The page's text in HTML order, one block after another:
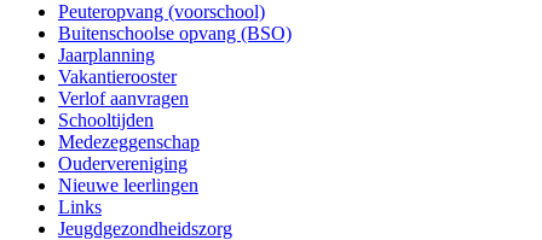
Peuteropvang (voorschool)
Buitenschoolse opvang (BSO)
Jaarplanning
Vakantierooster
Verlof aanvragen
Schooltijden
Medezeggenschap
Oudervereniging
Nieuwe leerlingen
Links
Jeugdgezondheidszorg